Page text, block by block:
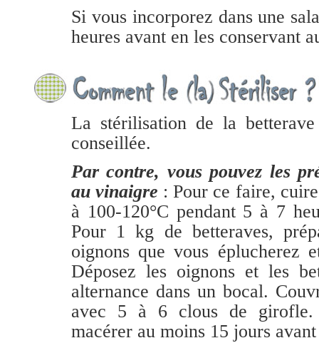
Si vous incorporez dans une
heures avant en les conservant
La stérilisation de la
conseillée.
Par contre, vous pouvez les
au vinaigre : Pour ce faire,
à 100-120°C pendant 5 à 7
Pour 1 kg de betteraves,
oignons que vous éplucherez
Déposez les oignons et les
alternance dans un bocal.
avec 5 à 6 clous de girofle.
macérer au moins 15 jours